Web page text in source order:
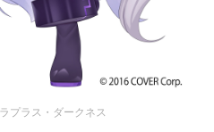
プラス・ダークネス